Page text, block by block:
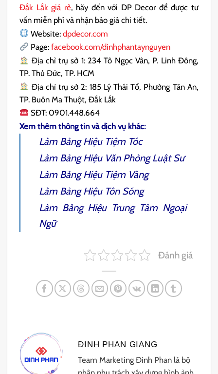
Đắk Lắk giá rẻ, hãy đến với DP Decor để được tư
vấn miễn phí và nhận báo giá chi tiết.
Website: dpdecor.com
Page: facebook.com/dinhphantaynguyen
Địa chỉ trụ sở 1: 234 Tô Ngọc Vân, P. Linh Đông,
TP. Thủ Đức, TP. HCM
Địa chỉ trụ sở 2: 185 Lý Thái Tổ, Phường Tân An,
TP. Buôn Ma Thuột, Đắk Lắk
SĐT: 0901.448.664
Xem thêm thông tin và dịch vụ khác:
Làm Bảng Hiệu Tiệm Tóc
Làm Bảng Hiệu Văn Phòng Luật Sư
Làm Bảng Hiệu Tiệm Vàng
Làm Bảng Hiệu Tôn Sóng
Làm Bảng Hiệu Trung Tâm Ngoại
Ngữ
Đánh giá
ĐINH PHAN GIANG
Team Marketing Đinh Phan là bộ